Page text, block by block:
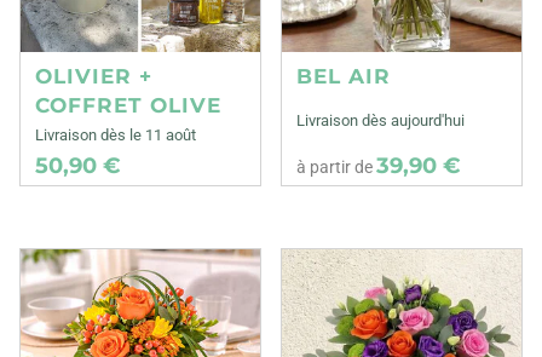
OLIVIER +
COFFRET OLIVE
Livraison dès le 11 août
50,90 €
BEL AIR
Livraison dès aujourd'hui
à partir de39,90 €